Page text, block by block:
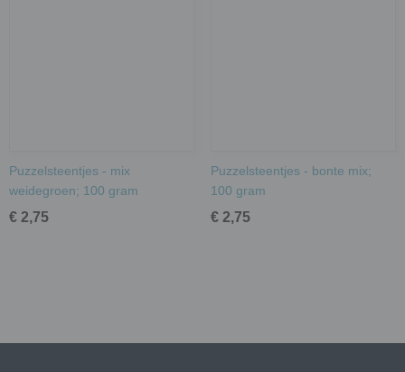
Puzzelsteentjes - mix
weidegroen; 100 gram
€ 2,75
Puzzelsteentjes - bonte mix;
100 gram
€ 2,75